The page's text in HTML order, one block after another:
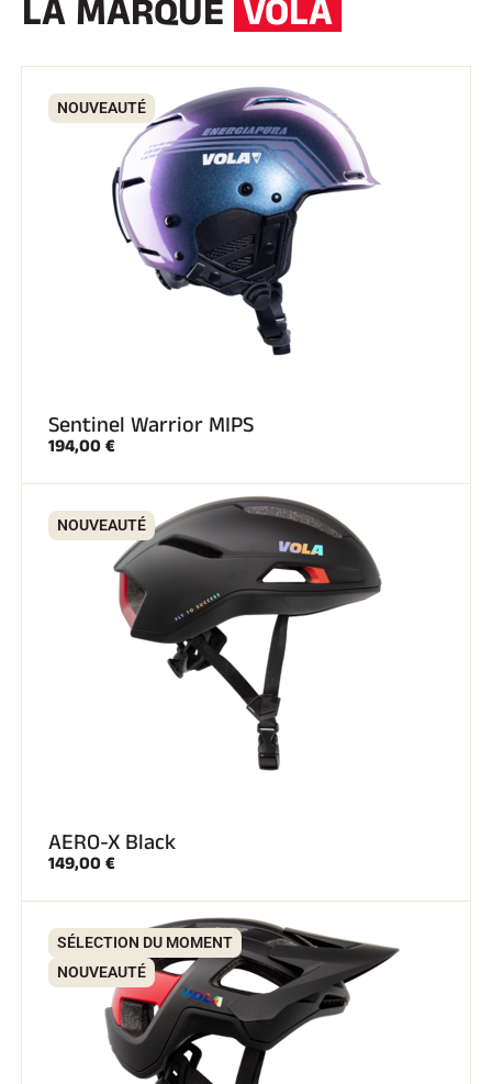
LA MARQUE VOLA
NOUVEAUTÉ
Sentinel Warrior MIPS
194,00 €
NOUVEAUTÉ
AERO-X Black
149,00 €
SÉLECTION DU MOMENT
NOUVEAUTÉ